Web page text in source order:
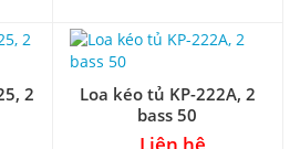
2
Loa kéo tủ KP-222A, 2
bass 50
Liên hệ